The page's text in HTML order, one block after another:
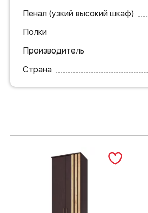
Пенал (узкий высокий шкаф)
Полки
Производитель
Страна